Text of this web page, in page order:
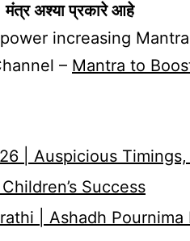
मंत्र अश्या प्रकारे आहे
increasing
– Mantra to
| Auspicious
Success
| Ashadh Pournima